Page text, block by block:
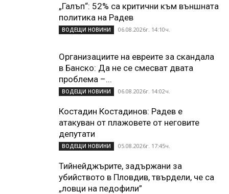
„Галъп“: 52% са критични към външната
политика на Радев
ВОДЕЩИ НОВИНИ 06.08.2026г. 14:10ч.
Организациите на евреите за скандала
в Банско: Да не се смесват двата
проблема –...
ВОДЕЩИ НОВИНИ 06.08.2026г. 14:02ч.
Костадин Костадинов: Радев е
атакуван от плажoвете от неговите
депутати
ВОДЕЩИ НОВИНИ 05.08.2026г. 17:45ч.
Тийнейджърите, задържани за
убийството в Пловдив, твърдели, че са
„ловци на педофили”